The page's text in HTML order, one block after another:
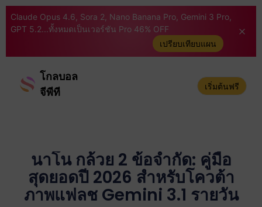
Claude Opus 4.6, Sora 2, Nano Banana Pro, Gemini 3 Pro,
GPT 5.2...ทั้งหมดเป็นเวอร์ชัน Pro 46% OFF
เปรียบเทียบแผน
โกลบอล
จีพีที
เริ่มต้นฟรี
นาโน กล้วย 2 ข้อจำกัด: คู่มือ
สุดยอดปี 2026 สำหรับโควต้า
ภาพแฟลช Gemini 3.1 รายวัน